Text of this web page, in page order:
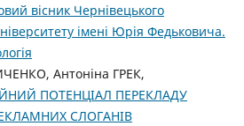
вісник Чернівецького
імені Юрія Федьковича.
Антоніна ГРЕК,
ПОТЕНЦІАЛ ПЕРЕКЛАДУ
СЛОГАНІВ